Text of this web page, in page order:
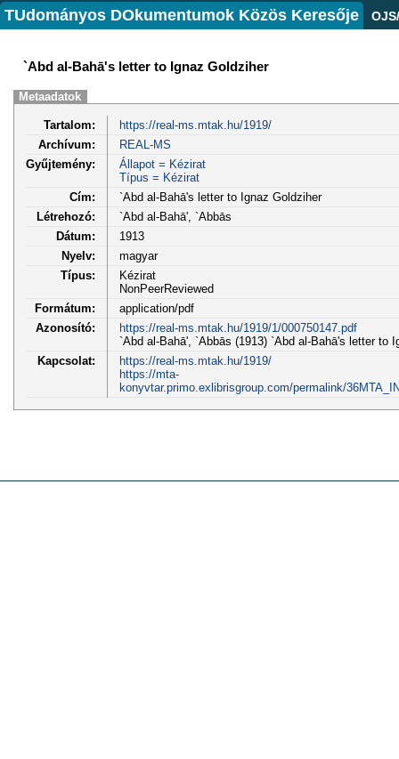
TUdományos DOkumentumok Közös Keresője
`Abd al-Bahā's letter to Ignaz Goldziher
Metaadatok
Tartalom:
https://real-ms.mtak.hu/1919/
Archívum:
REAL-MS
Gyűjtemény:
Állapot = Kézirat
Típus = Kézirat
Cím:
`Abd al-Bahā's letter to Ignaz Goldziher
Létrehozó:
`Abd al-Bahā', `Abbās
Dátum:
1913
Nyelv:
magyar
Típus:
Kézirat
NonPeerReviewed
Formátum:
application/pdf
Azonosító:
https://real-ms.mtak.hu/1919/1/000750147.pdf
`Abd al-Bahā', `Abbās (1913) `Abd al-Bahā's letter to
Kapcsolat:
https://real-ms.mtak.hu/1919/
https://mta-
konyvtar.primo.exlibrisgroup.com/permalink/